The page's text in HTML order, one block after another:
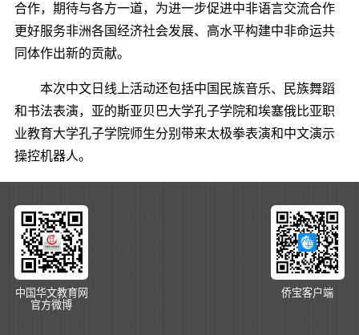
合作，期待与各方一道，为进一步促进中非语言交流合作
更好服务非洲各国经济社会发展、高水平构建中非命运共
同体作出新的贡献。
本次中文日线上活动还包括中国民族音乐、民族舞蹈
和书法表演，亚的斯亚贝巴大学孔子学院和埃塞俄比亚职
业教育大学孔子学院师生分别带来太极拳表演和中文演示
操控机器人。
中国华文教育网
官方微博
侨宝客户端